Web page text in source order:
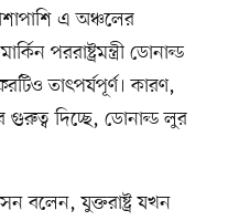
এ অঞ্চলের
পররাষ্ট্রমন্ত্রী ডোনাল্ড
তাৎপর্যপূর্ণ। কারণ,
গুরুত্ব দিচ্ছে, ডোনাল্ড লুর
বলেন, যুক্তরাষ্ট্র যখন